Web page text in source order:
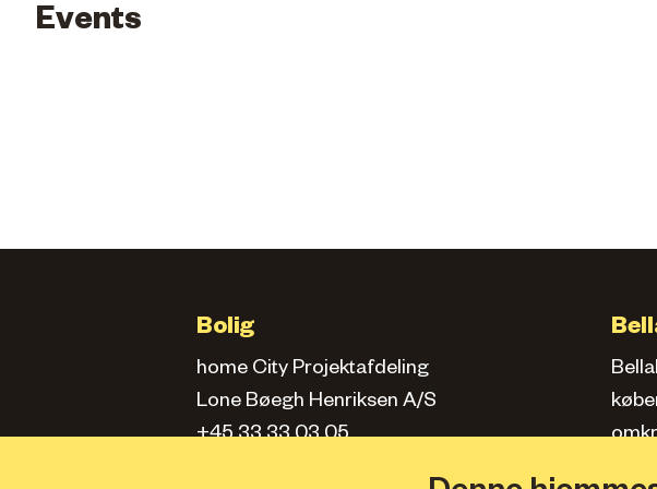
Events
Bolig
home City Projektafdeling
Lone Bøegh Henriksen A/S
+45 33 33 03 05